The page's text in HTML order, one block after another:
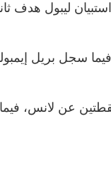
34 بتسديدة رائعة، فيما